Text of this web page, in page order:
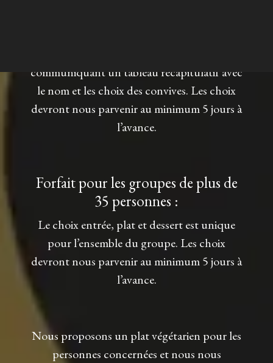
communiquant un tableau récapitulatif avec
le nom et les choix des convives. Les choix
devront nous parvenir au minimum 5 jours à
l’avance.
Forfait pour les groupes de plus de
35 personnes :
Le choix entrée, plat et dessert est unique
pour l’ensemble du groupe. Les choix
devront nous parvenir au minimum 5 jours à
l’avance.
Nous proposons un plat végétarien pour les
personnes concernées et nous nous